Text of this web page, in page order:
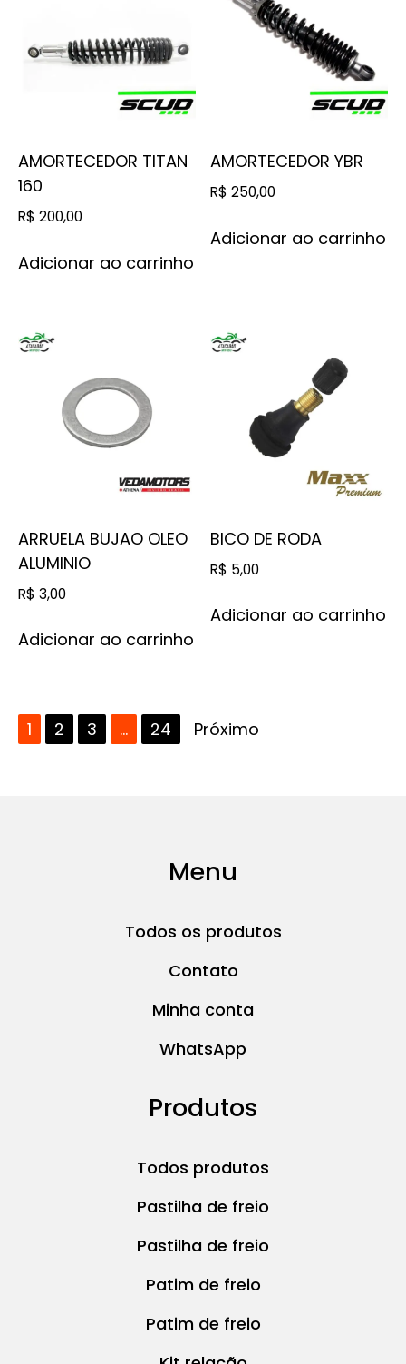
AMORTECEDOR TITAN
160
R$ 200,00
Adicionar ao carrinho
AMORTECEDOR YBR
R$ 250,00
Adicionar ao carrinho
ARRUELA BUJAO OLEO
ALUMINIO
R$ 3,00
Adicionar ao carrinho
BICO DE RODA
R$ 5,00
Adicionar ao carrinho
1 2 3 … 24 Próximo
Menu
Todos os produtos
Contato
Minha conta
WhatsApp
Produtos
Todos produtos
Pastilha de freio
Pastilha de freio
Patim de freio
Patim de freio